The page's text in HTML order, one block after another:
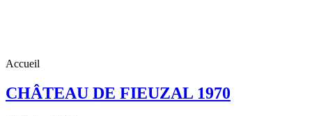
Accueil
CHÂTEAU DE FIEUZAL 1970